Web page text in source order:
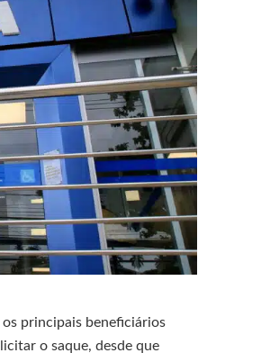
principais beneficiários
o saque, desde que